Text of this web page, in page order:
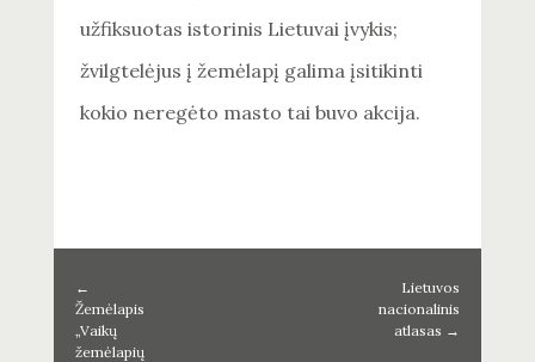
užfiksuotas istorinis Lietuvai įvykis;
žvilgtelėjus į žemėlapį galima įsitikinti
kokio neregėto masto tai buvo akcija.
←
Žemėlapis
„Vaikų
žemėlapių
Lietuvos
nacionalinis
atlasas →